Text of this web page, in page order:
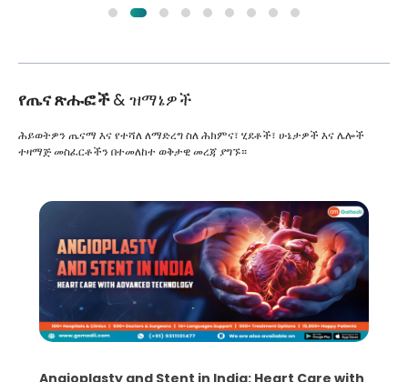
የጤና ጽሑፎች& ዝማኔዎች
ሕይወትዎን ጤናማ እና የተሻለ ለማድረግ ስለ ሕክምና፣ ሂደቶች፣ ሁኔታዎች እና ሌሎች
ተዛማጅ መስፈርቶችን በተመለከተ ወቅታዊ መረጃ ያግኙ።
Angioplasty and Stent in India: Heart Care with